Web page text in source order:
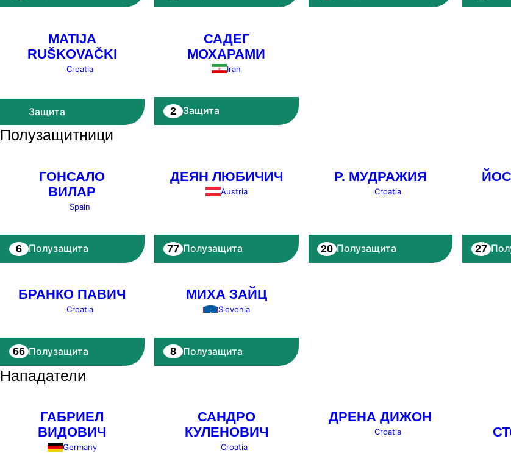
MATIJA
RUŠKOVAČKI
Croatia
Защита
САДЕГ
МОХАРАМИ
Iran
2 Защита
Полузащитници
ГОНСАЛО
ВИЛАР
Spain
6 Полузащита
ДЕЯН ЛЮБИЧИЧ
Austria
77 Полузащита
Р. МУДРАЖИЯ
Croatia
20 Полузащита 27
БРАНКО ПАВИЧ
Croatia
66 Полузащита
МИХА ЗАЙЦ
Slovenia
8 Полузащита
Нападатели
ГАБРИЕЛ
ВИДОВИЧ
Germany
САНДРО
КУЛЕНОВИЧ
Croatia
ДРЕНА ДИЖОН
Croatia